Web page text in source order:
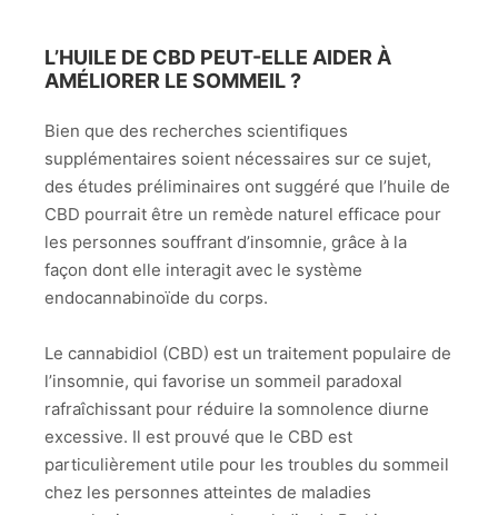
L’HUILE DE CBD PEUT-ELLE AIDER À
AMÉLIORER LE SOMMEIL ?
Bien que des recherches scientifiques
supplémentaires soient nécessaires sur ce sujet,
des études préliminaires ont suggéré que l’huile de
CBD pourrait être un remède naturel efficace pour
les personnes souffrant d’insomnie, grâce à la
façon dont elle interagit avec le système
endocannabinoïde du corps.
Le cannabidiol (CBD) est un traitement populaire de
l’insomnie, qui favorise un sommeil paradoxal
rafraîchissant pour réduire la somnolence diurne
excessive. Il est prouvé que le CBD est
particulièrement utile pour les troubles du sommeil
chez les personnes atteintes de maladies